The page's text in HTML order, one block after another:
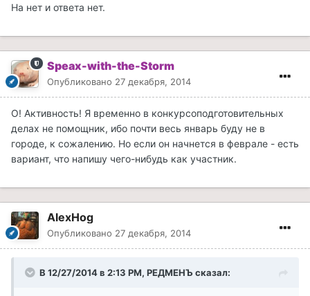
На нет и ответа нет.
Speax-with-the-Storm
Опубликовано 27 декабря, 2014
О! Активность! Я временно в конкурсоподготовительных
делах не помощник, ибо почти весь январь буду не в
городе, к сожалению. Но если он начнется в феврале - есть
вариант, что напишу чего-нибудь как участник.
AlexHog
Опубликовано 27 декабря, 2014
В 12/27/2014 в 2:13 PM, РЕДМЕНЪ сказал: